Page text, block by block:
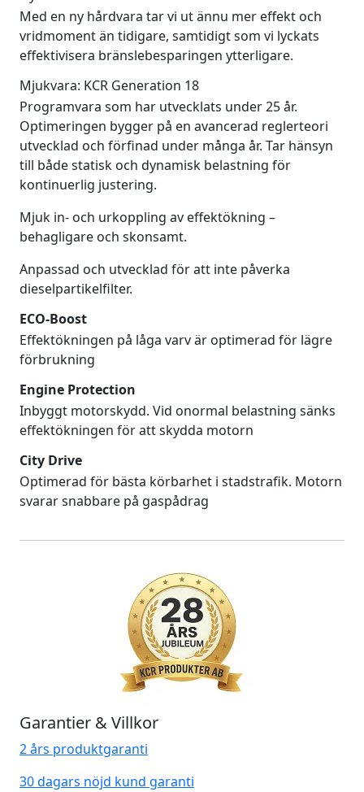
Med en ny hårdvara tar vi ut ännu mer effekt och
vridmoment än tidigare, samtidigt som vi lyckats
effektivisera bränslebesparingen ytterligare.
Mjukvara: KCR Generation 18
Programvara som har utvecklats under 25 år.
Optimeringen bygger på en avancerad reglerteori
utvecklad och förfinad under många år. Tar hänsyn
till både statisk och dynamisk belastning för
kontinuerlig justering.
Mjuk in- och urkoppling av effektökning –
behagligare och skonsamt.
Anpassad och utvecklad för att inte påverka
dieselpartikelfilter.
ECO-Boost
Effektökningen på låga varv är optimerad för lägre
förbrukning
Engine Protection
Inbyggt motorskydd. Vid onormal belastning sänks
effektökningen för att skydda motorn
City Drive
Optimerad för bästa körbarhet i stadstrafik. Motorn
svarar snabbare på gaspådrag
Garantier & Villkor
2 års produktgaranti
30 dagars nöjd kund garanti